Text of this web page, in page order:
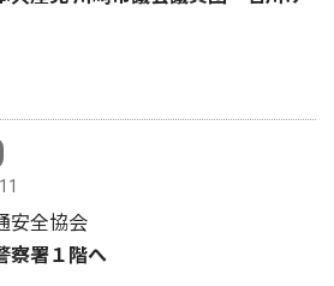
安全協会
察署１階へ